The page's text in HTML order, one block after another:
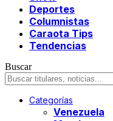
Deportes
Columnistas
Caraota Tips
Tendencias
Buscar
Categorías
Venezuela